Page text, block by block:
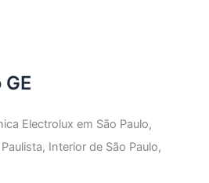
Electrolux em São Paulo,
Interior de São Paulo,